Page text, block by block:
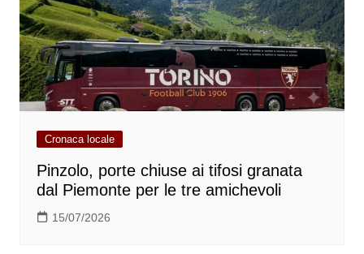
Cronaca locale
Pinzolo, porte chiuse ai tifosi granata
dal Piemonte per le tre amichevoli
15/07/2026